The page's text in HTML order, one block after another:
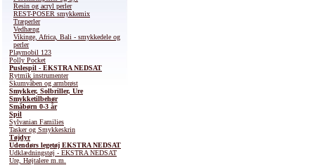
Resin og acryl perler
REST-POSER smykkemix
Træperler
Vedhæng
Vikinge, Africa, Bali - smykkedele og
perler
Playmobil 123
Polly Pocket
Puslespil - EKSTRA NEDSAT
Rytmik instrumenter
Skumvåben og armbrøst
Smykker, Solbriller, Ure
Smykketilbehør
Småbørn 0-3 år
Spil
Sylvanian Families
Tasker og Smykkeskrin
Tøjdyr
Udendørs legetøj EKSTRA NEDSAT
Udklædningstøj - EKSTRA NEDSAT
Ure, Højtalere m.m.